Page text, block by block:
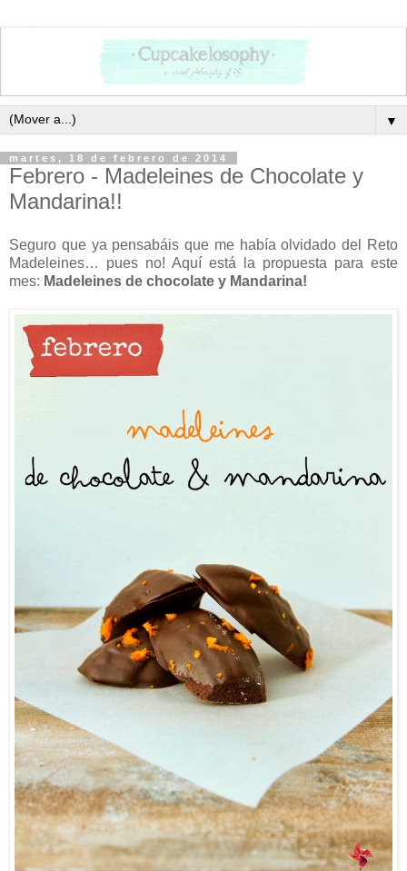
▼
martes, 18 de febrero de 2014
Febrero - Madeleines de Chocolate y
Mandarina!!
Seguro que ya pensabáis que me había olvidado del Reto
Madeleines… pues no! Aquí está la propuesta para este
mes: Madeleines de chocolate y Mandarina!